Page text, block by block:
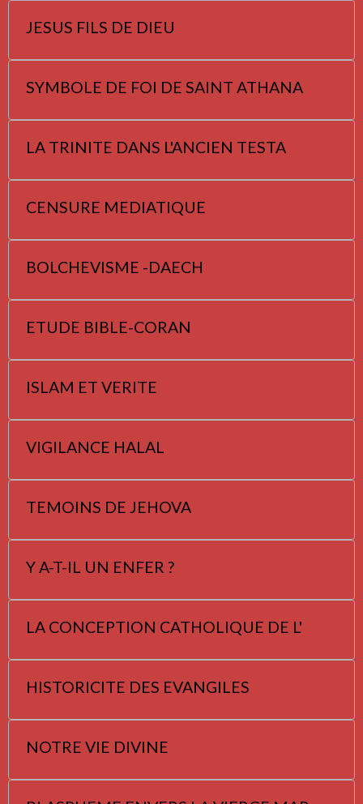
JESUS FILS DE DIEU
SYMBOLE DE FOI DE SAINT ATHANA
LA TRINITE DANS L'ANCIEN TESTA
CENSURE MEDIATIQUE
BOLCHEVISME -DAECH
ETUDE BIBLE-CORAN
ISLAM ET VERITE
VIGILANCE HALAL
TEMOINS DE JEHOVA
Y A-T-IL UN ENFER ?
LA CONCEPTION CATHOLIQUE DE L'
HISTORICITE DES EVANGILES
NOTRE VIE DIVINE